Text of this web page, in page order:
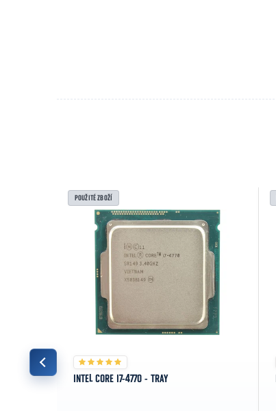
POUŽITÉ ZBOŽÍ
INTEL CORE I7-4770 - TRAY